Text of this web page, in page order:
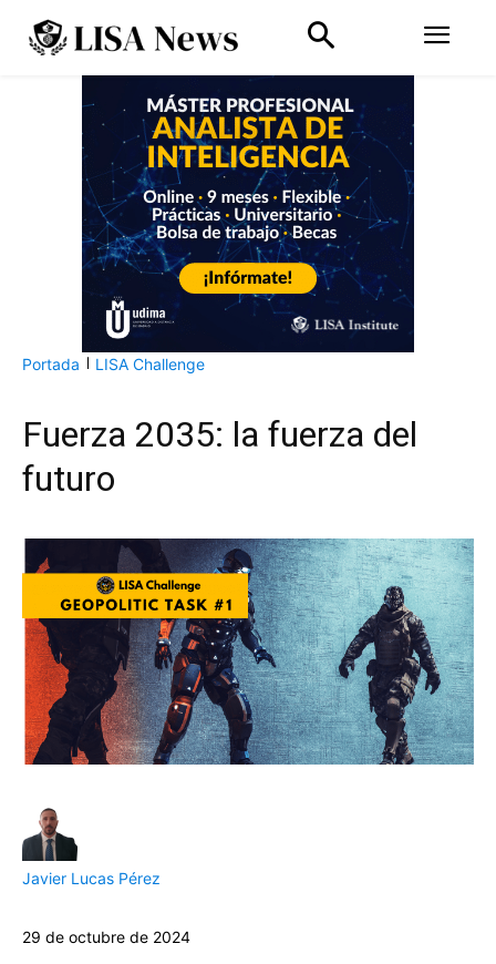
Portada LISA Challenge
Fuerza 2035: la fuerza del
futuro
Javier Lucas Pérez
29 de octubre de 2024